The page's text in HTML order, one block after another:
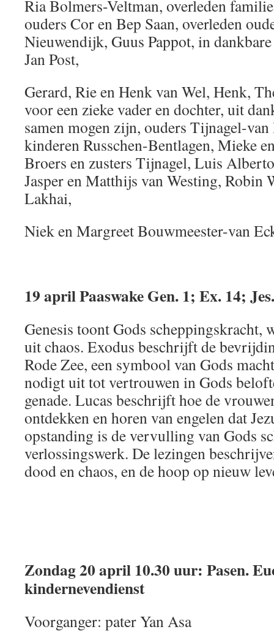
Ria Bolmers-Veltman, overleden
ouders Cor en Bep Saan, overleden
Nieuwendijk, Guus Pappot, in
Jan Post,
Gerard, Rie en Henk van Wel, Henk,
voor een zieke vader en dochter, uit
samen mogen zijn, ouders Tijnagel-
kinderen Russchen-Bentlagen, Mieke
Broers en zusters Tijnagel, Luis
Jasper en Matthijs van Westing, Robin
Lakhai,
Niek en Margreet Bouwmeester-van
19 april Paaswake Gen. 1; Ex. 14;
Genesis toont Gods scheppingskracht,
uit chaos. Exodus beschrijft de
Rode Zee, een symbool van Gods
nodigt uit tot vertrouwen in Gods
genade. Lucas beschrijft hoe de
ontdekken en horen van engelen dat
opstanding is de vervulling van Gods
verlossingswerk. De lezingen
dood en chaos, en de hoop op nieuw
Zondag 20 april 10.30 uur: Pasen.
kindernevendienst
Voorganger: pater Yan Asa